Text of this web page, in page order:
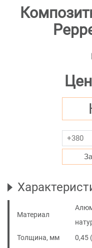
Материал
Толщина, мм
0,45